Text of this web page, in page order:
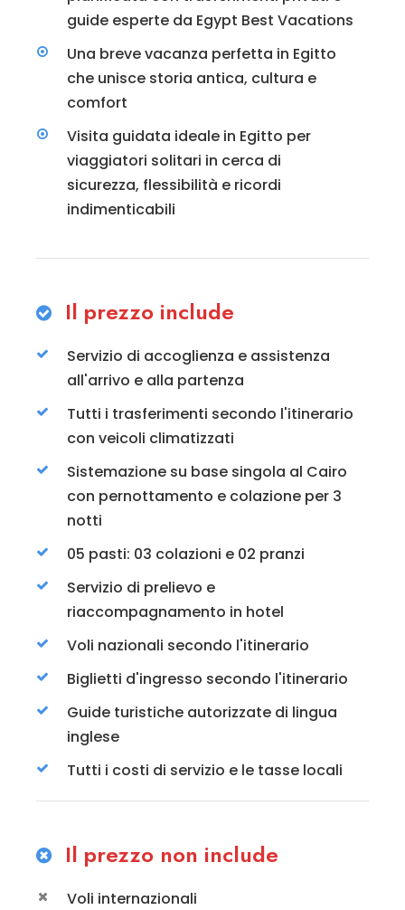
guide esperte da Egypt Best Vacations
Una breve vacanza perfetta in Egitto
che unisce storia antica, cultura e
comfort
Visita guidata ideale in Egitto per
viaggiatori solitari in cerca di
sicurezza, flessibilità e ricordi
indimenticabili
Il prezzo include
Servizio di accoglienza e assistenza
all'arrivo e alla partenza
Tutti i trasferimenti secondo l'itinerario
con veicoli climatizzati
Sistemazione su base singola al Cairo
con pernottamento e colazione per 3
notti
05 pasti: 03 colazioni e 02 pranzi
Servizio di prelievo e
riaccompagnamento in hotel
Voli nazionali secondo l'itinerario
Biglietti d'ingresso secondo l'itinerario
Guide turistiche autorizzate di lingua
inglese
Tutti i costi di servizio e le tasse locali
Il prezzo non include
Voli internazionali